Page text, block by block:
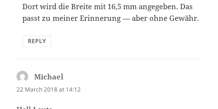
Dort wird die Breite mit 16,5 mm angegeben. Das
passt zu meiner Erinnerung — aber ohne Gewähr.
REPLY
Michael
22 March 2018 at 14:12